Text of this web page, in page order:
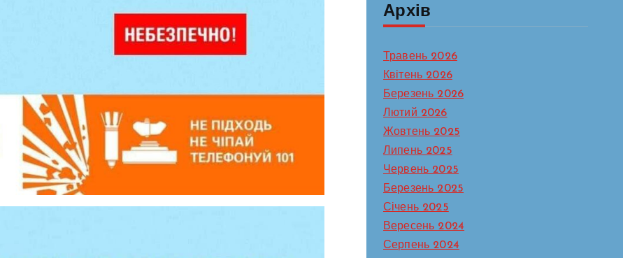
Архів
Травень 2026
Квітень 2026
Березень 2026
Лютий 2026
Жовтень 2025
Липень 2025
Червень 2025
Березень 2025
Січень 2025
Вересень 2024
Серпень 2024